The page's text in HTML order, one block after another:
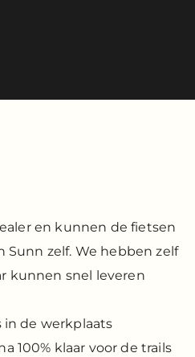
en kunnen de fietsen
Sunn zelf. We hebben zelf
kunnen snel leveren
in de werkplaats
100% klaar voor de trails